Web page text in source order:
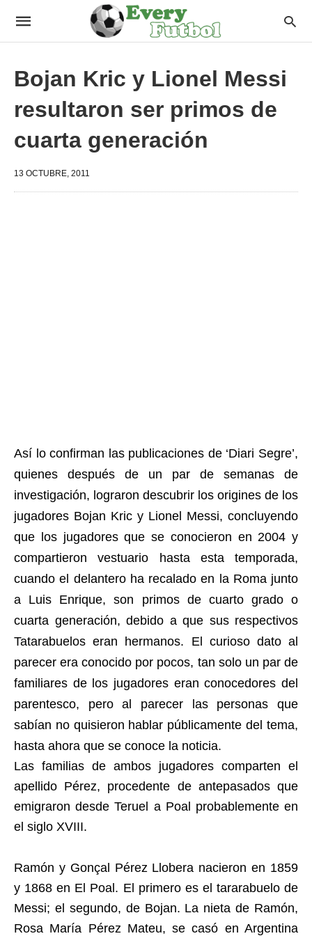
Bojan Kric y Lionel Messi
resultaron ser primos de
cuarta generación
13 OCTUBRE, 2011
Así lo confirman las publicaciones de ‘Diari Segre’,
quienes después de un par de semanas de
investigación, lograron descubrir los origines de los
jugadores Bojan Kric y Lionel Messi, concluyendo
que los jugadores que se conocieron en 2004 y
compartieron vestuario hasta esta temporada,
cuando el delantero ha recalado en la Roma junto
a Luis Enrique, son primos de cuarto grado o
cuarta generación, debido a que sus respectivos
Tatarabuelos eran hermanos. El curioso dato al
parecer era conocido por pocos, tan solo un par de
familiares de los jugadores eran conocedores del
parentesco, pero al parecer las personas que
sabían no quisieron hablar públicamente del tema,
hasta ahora que se conoce la noticia.
Las familias de ambos jugadores comparten el
apellido Pérez, procedente de antepasados que
emigraron desde Teruel a Poal probablemente en
el siglo XVIII.
Ramón y Gonçal Pérez Llobera nacieron en 1859
y 1868 en El Poal. El primero es el tararabuelo de
Messi; el segundo, de Bojan. La nieta de Ramón,
Rosa María Pérez Mateu, se casó en Argentina